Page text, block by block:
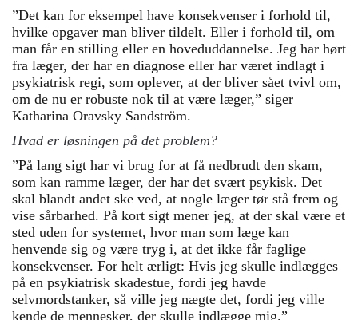
”Det kan for eksempel have konsekvenser i forhold til,
hvilke opgaver man bliver tildelt. Eller i forhold til, om
man får en stilling eller en hoveduddannelse. Jeg har hørt
fra læger, der har en diagnose eller har været indlagt i
psykiatrisk regi, som oplever, at der bliver sået tvivl om,
om de nu er robuste nok til at være læger,” siger
Katharina Oravsky Sandström.
Hvad er løsningen på det problem?
”På lang sigt har vi brug for at få nedbrudt den skam,
som kan ramme læger, der har det svært psykisk. Det
skal blandt andet ske ved, at nogle læger tør stå frem og
vise sårbarhed. På kort sigt mener jeg, at der skal være et
sted uden for systemet, hvor man som læge kan
henvende sig og være tryg i, at det ikke får faglige
konsekvenser. For helt ærligt: Hvis jeg skulle indlægges
på en psykiatrisk skadestue, fordi jeg havde
selvmordstanker, så ville jeg nægte det, fordi jeg ville
kende de mennesker, der skulle indlægge mig.”